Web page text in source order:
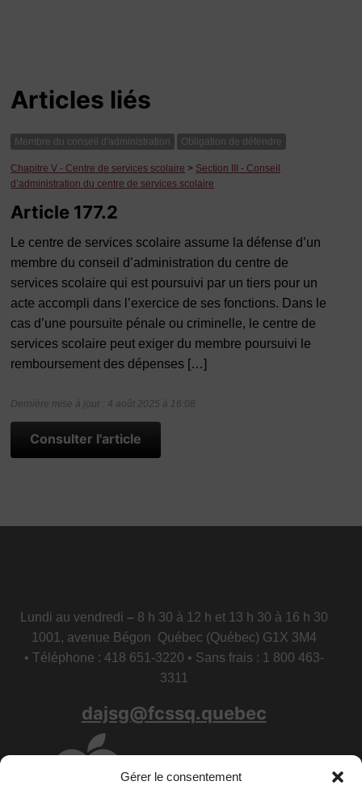
Gérer le consentement
Articles liés
Membre du conseil d'administration Obligation de défendre
Chapitre V - Centre de services scolaire > Section III - Conseil
d’administration du centre de services scolaire
Article 177.2
Le centre de services scolaire assume la défense d’un
membre du conseil d’administration du centre de
services scolaire qui est poursuivi par un tiers pour un
acte accompli dans l’exercice de ses fonctions. Dans le
cas d’une poursuite pénale ou criminelle, le centre de
services scolaire peut exiger du membre poursuivi le
remboursement des dépenses […]
Dernière mise à jour : 4 août 2025 à 16:08
Consulter l'article
Lundi au vendredi – 8 h 30 à 12 h et 13 h 30 à 16 h 30
1001, avenue Bégon Québec (Québec) G1X 3M4
• Téléphone : 418 651-3220 • Sans frais : 1 800 463-
3311
dajsg@fcssq.quebec